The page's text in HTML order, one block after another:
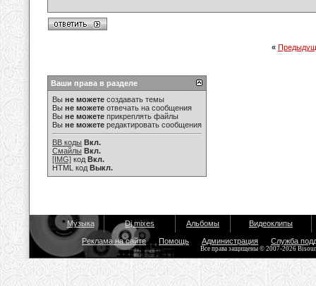
«
Ваши права в разделе
Вы не можете создавать темы
Вы не можете отвечать на сообщения
Вы не можете прикреплять файлы
Вы не можете редактировать сообщения
BB коды Вкл.
Смайлы Вкл.
[IMG] код Вкл.
HTML код Выкл.
Музыка Dj mixes Альбомы Видеоклипы
Реклама на сайте Помощь Администрация Служба
Все права защищены © 2007-2026